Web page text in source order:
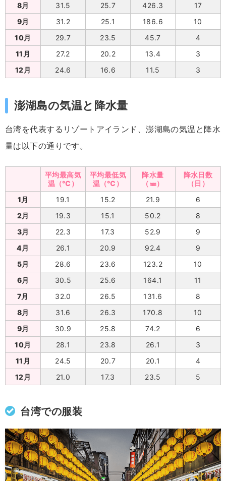
8月
31.5 25.7 426.3
17
9月
31.2 25.1 186.6
10
10月
29.7 23.5 45.7
4
11月
27.2 20.2 13.4
3
12月
24.6 16.6 11.5 3
澎湖島の気温と降水量
台湾を代表するリゾートアイランド、澎湖島の気温と降水
量は以下の通りです。
平均最高気
温（℃）
平均最低気
温（℃）
降水量
（㎜）
降水日数
（日）
1月
19.1 15.2 21.9
6
2月
19.3 15.1 50.2
8
3月
22.3 17.3 52.9
9
4月
26.1 20.9 92.4
9
5月
28.6 23.6 123.2
10
6月
30.5 25.6 164.1
11
7月
32.0 26.5 131.6
8
8月
31.6 26.3 170.8
10
9月
30.9 25.8 74.2
6
10月
28.1 23.8 26.1
3
11月
24.5 20.7 20.1
4
12月
21.0 17.3 23.5 5
台湾での服装